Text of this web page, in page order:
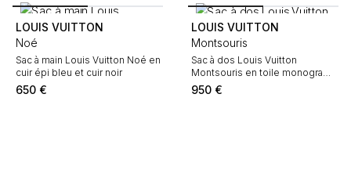
LOUIS VUITTON
Noé
Sac à main Louis Vuitton Noé en
cuir épi bleu et cuir noir
650 €
LOUIS VUITTON
Montsouris
Sac à dos Louis Vuitton
Montsouris en toile monogram
marron et cuir naturel
950 €